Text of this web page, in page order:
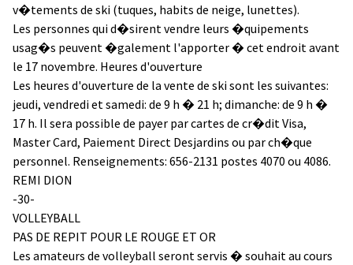
v�tements de ski (tuques, habits de neige, lunettes).
Les personnes qui d�sirent vendre leurs �quipements
usag�s peuvent �galement l'apporter � cet endroit avant
le 17 novembre. Heures d'ouverture
Les heures d'ouverture de la vente de ski sont les suivantes:
jeudi, vendredi et samedi: de 9 h � 21 h; dimanche: de 9 h �
17 h. Il sera possible de payer par cartes de cr�dit Visa,
Master Card, Paiement Direct Desjardins ou par ch�que
personnel. Renseignements: 656-2131 postes 4070 ou 4086.
REMI DION
-30-
VOLLEYBALL
PAS DE REPIT POUR LE ROUGE ET OR
Les amateurs de volleyball seront servis � souhait au cours